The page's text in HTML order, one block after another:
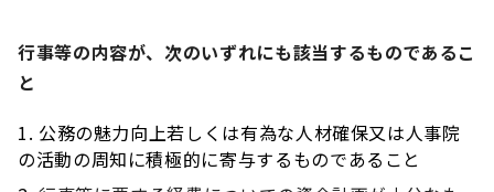
行事等の内容が、次のいずれにも該当するものであるこ
と
公務の魅力向上若しくは有為な人材確保又は人事院
の活動の周知に積極的に寄与するものであること